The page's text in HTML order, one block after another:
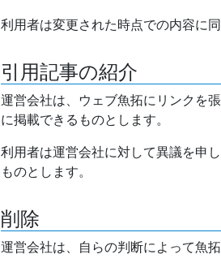
利用者は変更された時点での内容に
引用記事の紹介
運営会社は、ウェブ魚拓にリンクを
に掲載できるものとします。
利用者は運営会社に対して異議を申
ものとします。
削除
運営会社は、自らの判断によって魚